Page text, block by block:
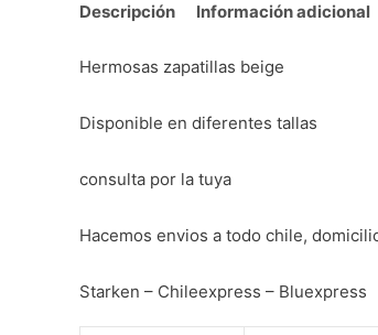
Descripción Información adicional
Hermosas zapatillas beige
Disponible en diferentes tallas
consulta por la tuya
Hacemos envios a todo chile,
Starken – Chileexpress – Bluexpress